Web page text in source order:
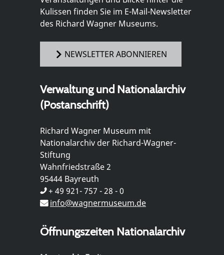
Kulissen finden Sie im E-Mail-Newsletter
des Richard Wagner Museums.
NEWSLETTER ABONNIEREN
Verwaltung und Nationalarchiv
(Postanschrift)
Richard Wagner Museum mit
Nationalarchiv der Richard-Wagner-
Stiftung
Wahnfriedstraße 2
95444 Bayreuth
+ 49 921- 757 - 28 - 0
info@wagnermuseum.de
Öffnungszeiten Nationalarchiv